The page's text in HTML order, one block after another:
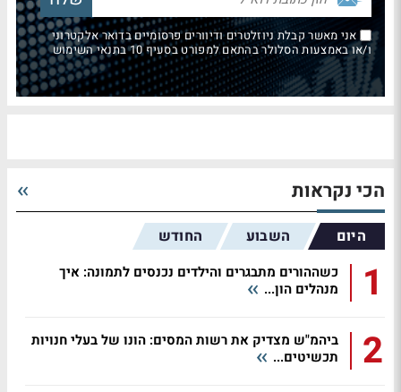
אני מאשר קבלת ניוזלטרים ודיוורים פרסומיים בדואר אלקטרוני
ו/או באמצעות הסלולר בהתאם למפורט בסעיף 10 בתנאי השימוש
הכי נקראות
היום השבוע החודש
1
כשההורים מתבגרים והילדים נכנסים לתמונה: איך
מנהלים הון...
2
ביהמ"ש מצדיק את רשות המסים: הונו של בעלי חנויות
תכשיטים...